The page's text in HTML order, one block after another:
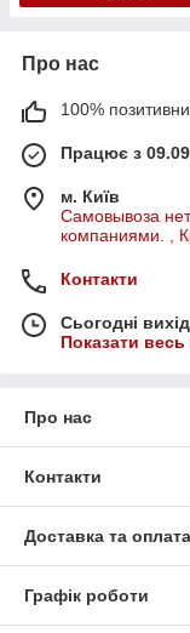
Про нас
100%
Працює з
м. Київ
Самовывоза
компаниями. ,
Контакти
Сьогодні
Показати
Про нас
Контакти
Доставка та оплата
Графік роботи